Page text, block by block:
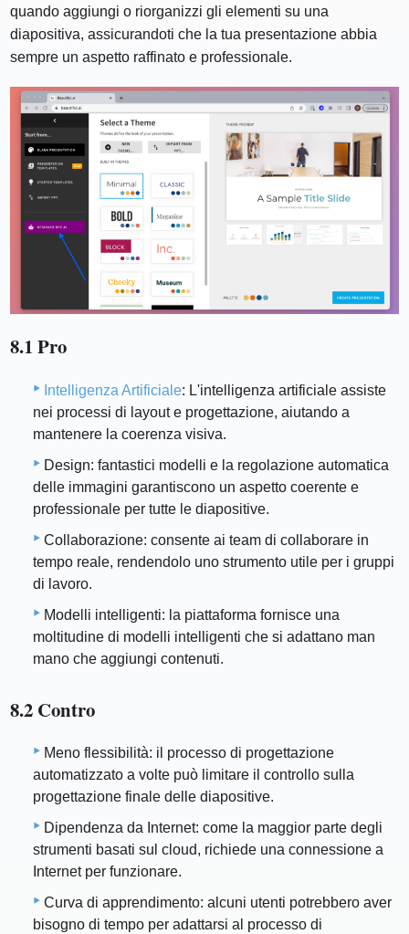
quando aggiungi o riorganizzi gli elementi su una
diapositiva, assicurandoti che la tua presentazione abbia
sempre un aspetto raffinato e professionale.
8.1 Pro
Intelligenza Artificiale: L'intelligenza artificiale assiste
nei processi di layout e progettazione, aiutando a
mantenere la coerenza visiva.
Design: fantastici modelli e la regolazione automatica
delle immagini garantiscono un aspetto coerente e
professionale per tutte le diapositive.
Collaborazione: consente ai team di collaborare in
tempo reale, rendendolo uno strumento utile per i gruppi
di lavoro.
Modelli intelligenti: la piattaforma fornisce una
moltitudine di modelli intelligenti che si adattano man
mano che aggiungi contenuti.
8.2 Contro
Meno flessibilità: il processo di progettazione
automatizzato a volte può limitare il controllo sulla
progettazione finale delle diapositive.
Dipendenza da Internet: come la maggior parte degli
strumenti basati sul cloud, richiede una connessione a
Internet per funzionare.
Curva di apprendimento: alcuni utenti potrebbero aver
bisogno di tempo per adattarsi al processo di